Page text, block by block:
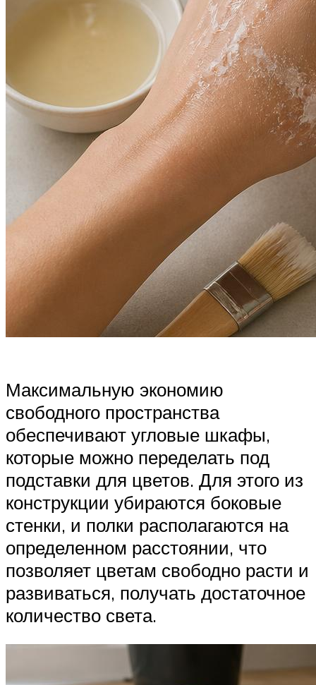
Максимальную экономию
свободного пространства
обеспечивают угловые шкафы,
которые можно переделать под
подставки для цветов. Для этого из
конструкции убираются боковые
стенки, и полки располагаются на
определенном расстоянии, что
позволяет цветам свободно расти и
развиваться, получать достаточное
количество света.